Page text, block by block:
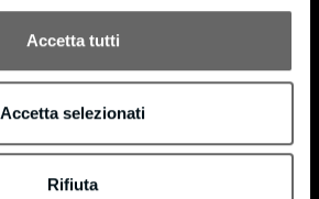
Accetta tutti
Accetta selezionati
Rifiuta